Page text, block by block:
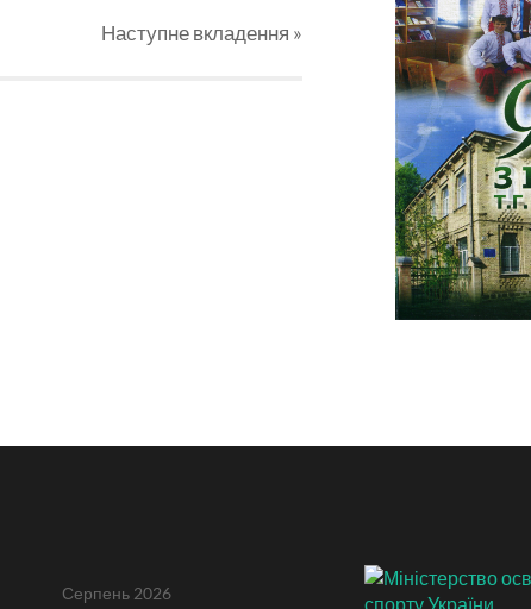
Наступневкладення »
Серпень 2026